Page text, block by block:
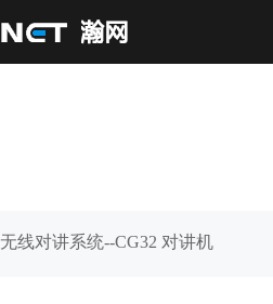
无线对讲系统--CG32 对讲机